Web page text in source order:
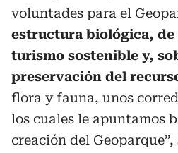
voluntades para el
estructura biológica,
turismo sostenible y,
preservación del
flora y fauna, unos
los cuales le apuntamos
creación del Geoparque”,